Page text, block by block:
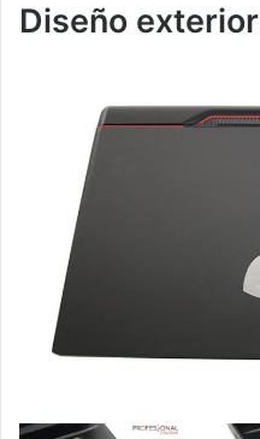
Diseño exterior